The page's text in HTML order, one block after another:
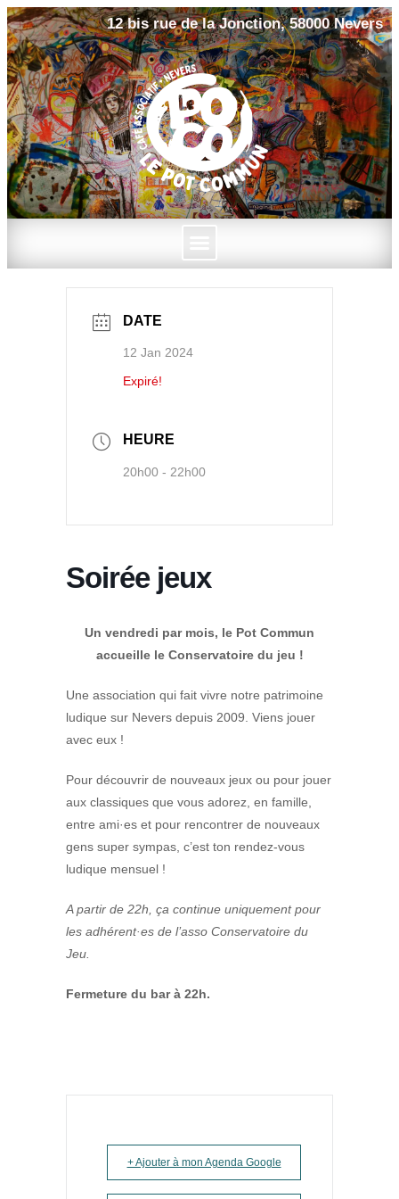
12 bis rue de la Jonction, 58000 Nevers
DATE
12 Jan 2024
Expiré!
HEURE
20h00 - 22h00
Soirée jeux
Un vendredi par mois, le Pot Commun
accueille le Conservatoire du jeu !
Une association qui fait vivre notre patrimoine
ludique sur Nevers depuis 2009. Viens jouer
avec eux !
Pour découvrir de nouveaux jeux ou pour jouer
aux classiques que vous adorez, en famille,
entre ami·es et pour rencontrer de nouveaux
gens super sympas, c’est ton rendez-vous
ludique mensuel !
A partir de 22h, ça continue uniquement pour
les adhérent·es de l’asso Conservatoire du
Jeu.
Fermeture du bar à 22h.
+ Ajouter à mon Agenda Google